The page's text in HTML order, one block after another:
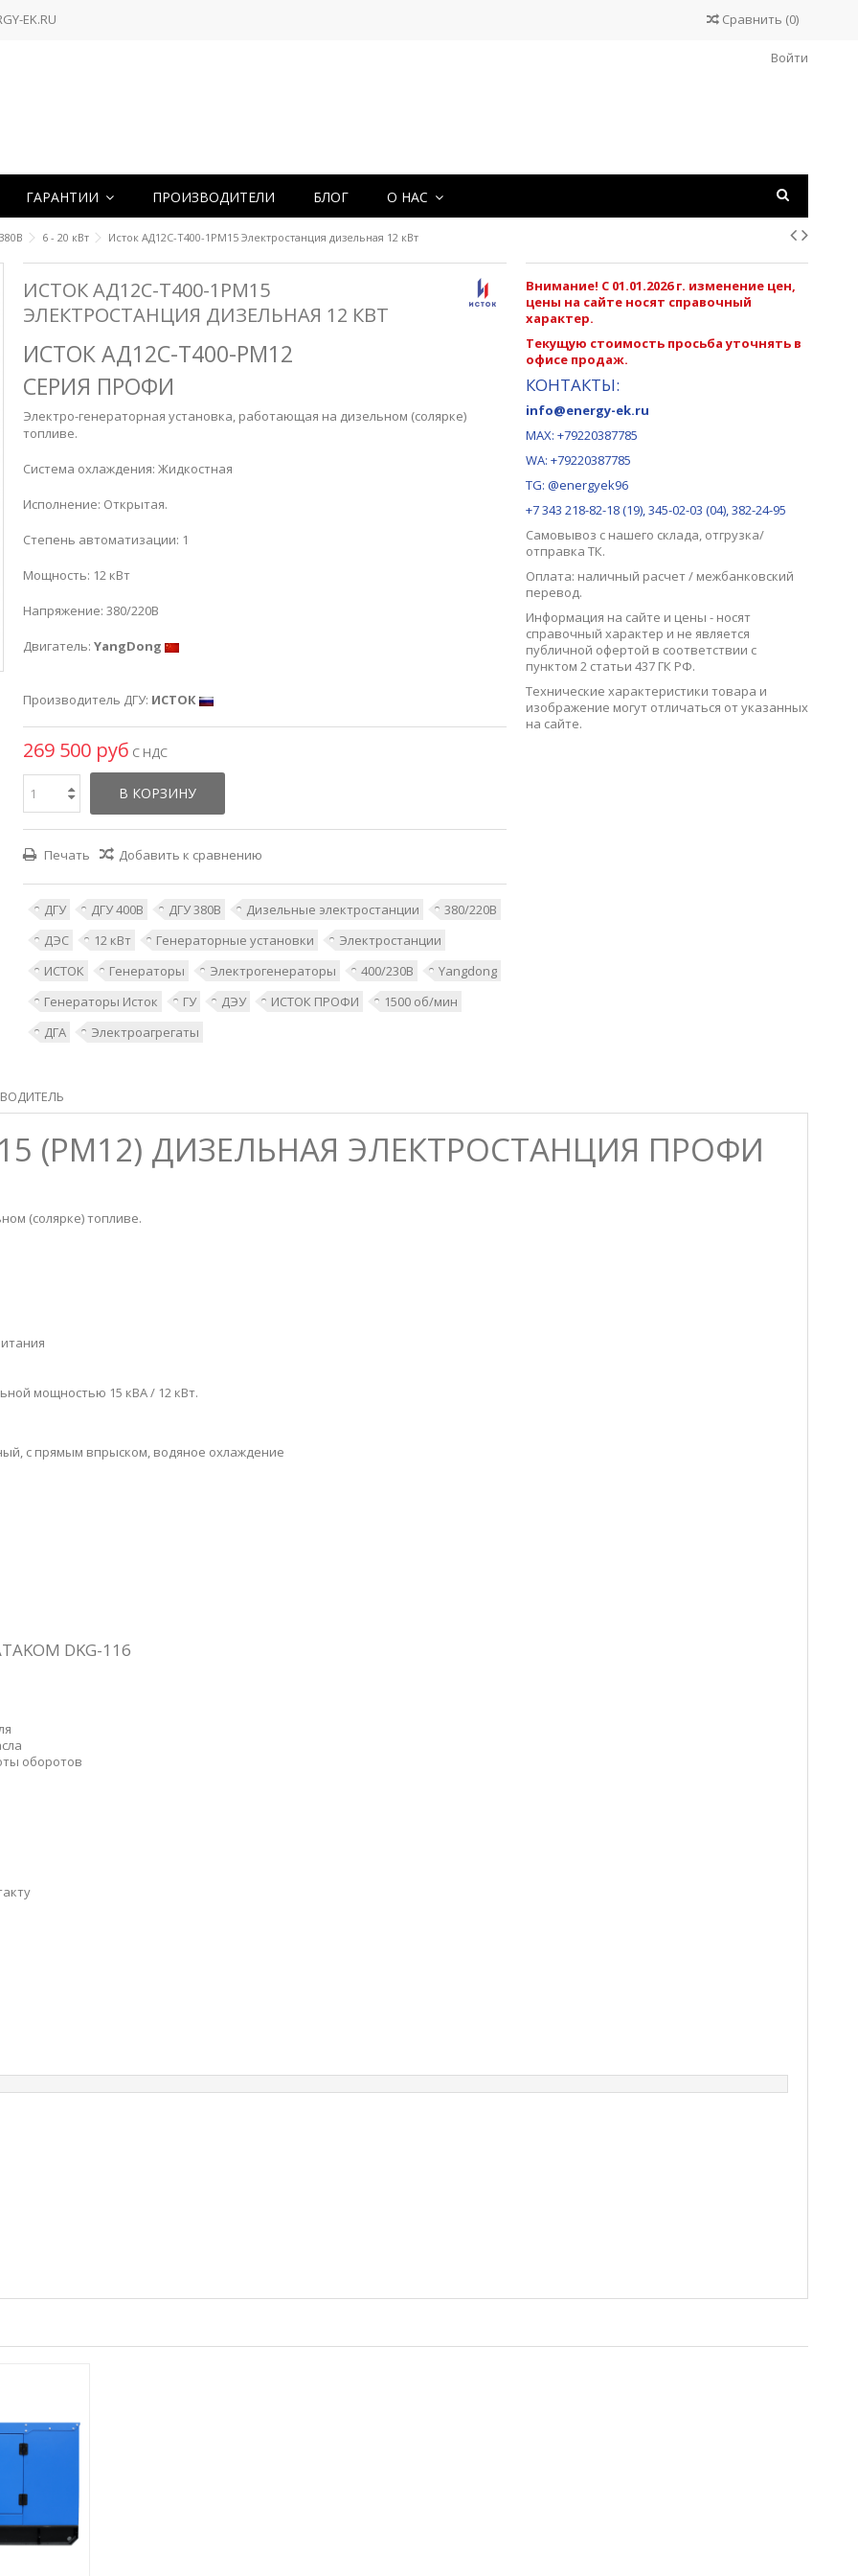
EK.RU Сравнить (0)
Войти
ГАРАНТИИ ПРОИЗВОДИТЕЛИ БЛОГ О НАС
6 - 20 кВт Исток АД12С-Т400-1РМ15 Электростанция дизельная 12 кВт
ИСТОК АД12С-Т400-1РМ15
ЭЛЕКТРОСТАНЦИЯ ДИЗЕЛЬНАЯ 12 КВТ
ИСТОК АД12С-Т400-РМ12
СЕРИЯ ПРОФИ
Электро-генераторная установка, работающая на дизельном (солярке)
топливе.
Система охлаждения: Жидкостная
Исполнение: Открытая.
Степень автоматизации: 1
Мощность: 12 кВт
Напряжение: 380/220В
Двигатель: YangDong
Производитель ДГУ: ИСТОК
269 500 руб С НДС
В КОРЗИНУ
Печать Добавить к сравнению
ДГУ ДГУ 400В ДГУ 380В Дизельные электростанции
380/220В
ДЭС
12 кВт Генераторные установки
Электростанции
ИСТОК
Генераторы Электрогенераторы 400/230В
Yangdong
Генераторы Исток
ГУ ДЭУ ИСТОК ПРОФИ
1500 об/мин
ДГА
Электроагрегаты
Внимание! С 01.01.2026 г. изменение цен,
цены на сайте носят справочный
характер.
Текущую стоимость просьба уточнять в
офисе продаж.
КОНТАКТЫ:
info@energy-ek.ru
MAX: +79220387785
WA: +79220387785
TG: @energyek96
+7 343 218-82-18 (19), 345-02-03 (04), 382-24-95
Самовывоз с нашего склада, отгрузка/
отправка ТК.
Оплата: наличный расчет / межбанковский
перевод.
Информация на сайте и цены - носят
справочный характер и не является
публичной офертой в соответствии с
пунктом 2 статьи 437 ГК РФ.
Технические характеристики товара и
изображение могут отличаться от указанных
на сайте.
(РМ12) ДИЗЕЛЬНАЯ ЭЛЕКТРОСТАНЦИЯ ПРОФИ
(солярке) топливе.
мощностью 15 кВА / 12 кВт.
с прямым впрыском, водяное охлаждение
DKG-116
оборотов